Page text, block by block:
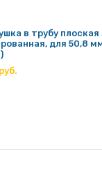
в трубу
для 50,8